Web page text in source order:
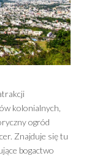
kolonialnych,
ogród
Znajduje się tu
bogactwo